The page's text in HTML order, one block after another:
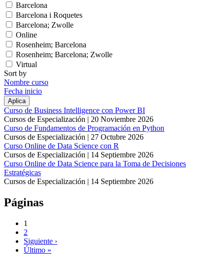
Barcelona
Barcelona i Roquetes
Barcelona; Zwolle
Online
Rosenheim; Barcelona
Rosenheim; Barcelona; Zwolle
Virtual
Sort by
Nombre curso
Fecha inicio
Curso de Business Intelligence con Power BI
Cursos de Especialización | 20 Noviembre 2026
Curso de Fundamentos de Programación en Python
Cursos de Especialización | 27 Octubre 2026
Curso Online de Data Science con R
Cursos de Especialización | 14 Septiembre 2026
Curso Online de Data Science para la Toma de Decisiones
Estratégicas
Cursos de Especialización | 14 Septiembre 2026
Páginas
1
2
Siguiente ›
Último »